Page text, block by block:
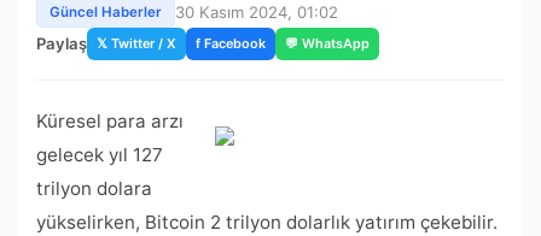
Güncel Haberler
30 Kasım 2024, 01:02
Paylaş 𝕏 Twitter / X f Facebook 💬 WhatsApp
Küresel para arzı
gelecek yıl 127
trilyon dolara
yükselirken, Bitcoin 2 trilyon dolarlık yatırım çekebilir.